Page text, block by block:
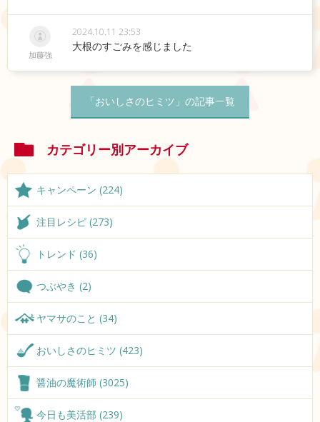
加藤強
2024.10.11 23:53
大根のすごみを感じました
「おいしさのヒミツ」の記事一覧
カテゴリー別アーカイブ
キャンペーン (224)
注目レシピ (273)
トレンド (36)
つぶやき (2)
ヤマサのこと (34)
おいしさのヒミツ (423)
醤油の魔術師 (3025)
今日も美活部 (239)